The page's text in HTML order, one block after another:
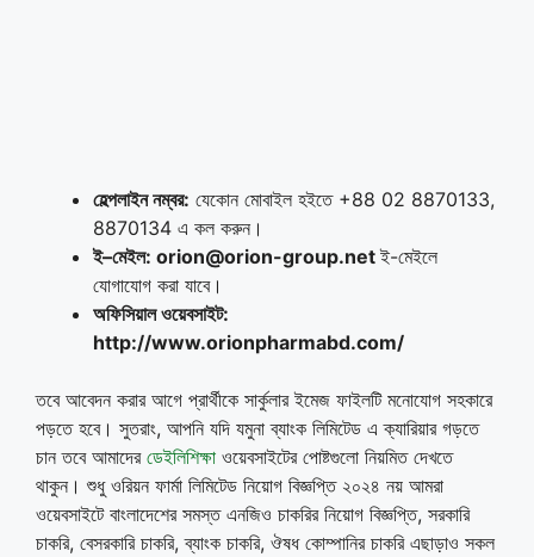
হেল্পলাইন নম্বর: যেকোন মোবাইল হইতে +88 02 8870133,
8870134 এ কল করুন।
ই–মেইল: orion@orion-group.netই-মেইলে
যোগাযোগ করা যাবে।
অফিসিয়াল ওয়েবসাইট:
http://www.orionpharmabd.com/
তবে আবেদন করার আগে প্রার্থীকে সার্কুলার ইমেজ ফাইলটি মনোযোগ সহকারে
পড়তে হবে। সুতরাং, আপনি যদি যমুনা ব্যাংক লিমিটেড এ ক্যারিয়ার গড়তে
চান তবে আমাদের ডেইলিশিক্ষা ওয়েবসাইটের পোষ্টগুলো নিয়মিত দেখতে
থাকুন। শুধু ওরিয়ন ফার্মা লিমিটেড নিয়োগ বিজ্ঞপ্তি ২০২৪ নয় আমরা
ওয়েবসাইটে বাংলাদেশের সমস্ত এনজিও চাকরির নিয়োগ বিজ্ঞপ্তি, সরকারি
চাকরি, বেসরকারি চাকরি, ব্যাংক চাকরি, ঔষধ কোম্পানির চাকরি এছাড়াও সকল